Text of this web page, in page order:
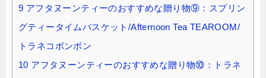
9 アフタヌーンティーのおすすめな贈り物⑨：スプリン
グティータイムバスケット/Afternoon Tea TEAROOM/
トラネコボンボン
10 アフタヌーンティーのおすすめな贈り物⑩：トラネ